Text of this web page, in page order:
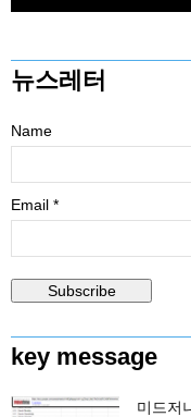
뉴스레터
Name
Email *
key message
미드저